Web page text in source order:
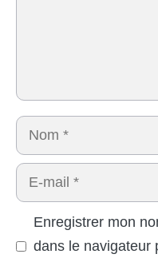
Nom
E-
mail
Enregistrer mon
dans le navigateur